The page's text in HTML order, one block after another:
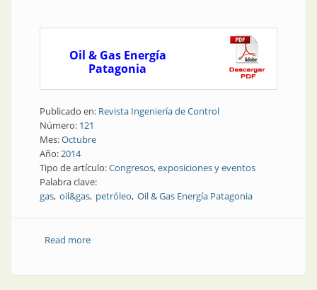
Oil & Gas Energía
Patagonia
Publicado en: Revista Ingeniería de Control
Número: 121
Mes:Octubre
Año:2014
Tipo de artículo:Congresos, exposiciones y eventos
Palabra clave:
gas oil&gas petróleo Oil & Gas Energía Patagonia
Read moreabout Exposición | Oil & Gas Energía Patagonia